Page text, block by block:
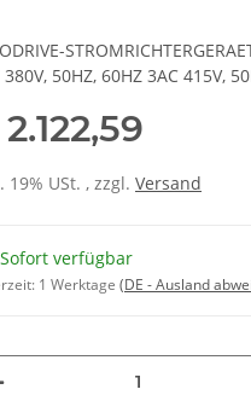
380V, 50HZ, 60HZ 3AC 415V,
19% USt. , zzgl. Versand
Sofort verfügbar
1 Werktage (DE - Ausland